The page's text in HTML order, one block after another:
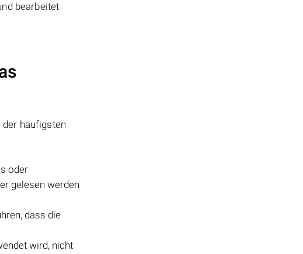
bearbeitet
der häufigsten
oder
gelesen werden
dass die
wird, nicht